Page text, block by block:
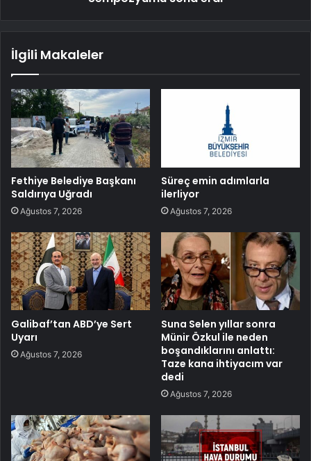
İlgili Makaleler
Fethiye Belediye Başkanı
Saldırıya Uğradı
Ağustos 7, 2026
Süreç emin adımlarla
ilerliyor
Ağustos 7, 2026
Galibaf’tan ABD’ye Sert
Uyarı
Ağustos 7, 2026
Suna Selen yıllar sonra
Münir Özkul ile neden
boşandıklarını anlattı:
Taze kana ihtiyacım var
dedi
Ağustos 7, 2026